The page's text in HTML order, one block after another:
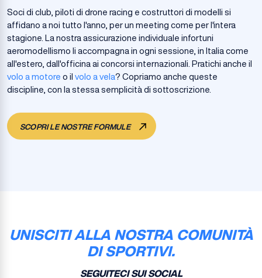
Soci di club, piloti di drone racing e costruttori di modelli si
affidano a noi tutto l'anno, per un meeting come per l'intera
stagione. La nostra assicurazione individuale infortuni
aeromodellismo li accompagna in ogni sessione, in Italia come
all'estero, dall'officina ai concorsi internazionali. Pratichi anche il
volo a motore o il volo a vela? Copriamo anche queste
discipline, con la stessa semplicità di sottoscrizione.
SCOPRI LE NOSTRE FORMULE
UNISCITI ALLA NOSTRA COMUNITÀ
DI SPORTIVI.
SEGUITECI SUI SOCIAL